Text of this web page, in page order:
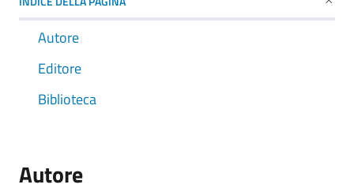
Autore
Editore
Biblioteca
Autore